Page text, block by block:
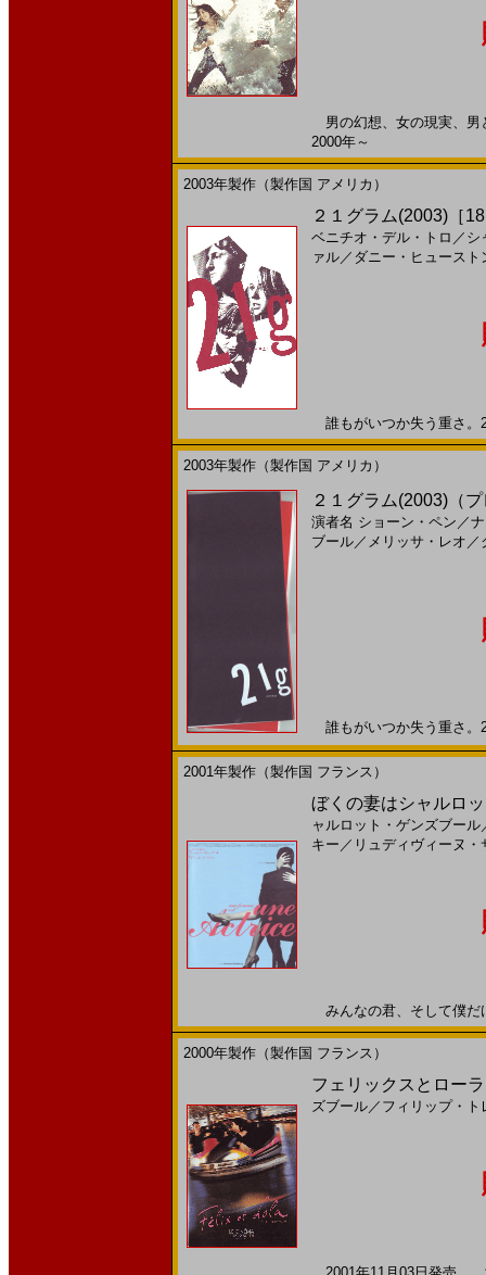
男の幻想、女の現実、
2000年～
2003年製作（製作国 アメリカ）
２１グラム(2003)［
ベニチオ・デル・トロ ／ シ
ァル／ ダニー・ヒュースト
誰もがいつか失う重さ
2003年製作（製作国 アメリカ）
２１グラム(2003)（
演者名 ショーン・ペン ／
ブール／ メリッサ・レオ ／
誰もがいつか失う重さ
2001年製作（製作国 フランス）
ぼくの妻はシャルロ
ャルロット・ゲンズブール
キー ／ リュディヴィーヌ・
みんなの君、そして僕
2000年製作（製作国 フランス）
フェリックスとロー
ズブール／ フィリップ・ト